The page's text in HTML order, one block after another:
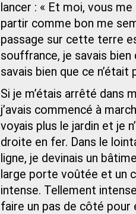
lancer : « Et moi, vous
partir comme bon me
passage sur cette terre
souffrance, je savais bien
savais bien que ce n’était
Si je m’étais arrêté dans
j’avais commencé à
voyais plus le jardin et je
droite en fer. Dans le
ligne, je devinais un
large porte voûtée et un
intense. Tellement
faire un pas de côté pour